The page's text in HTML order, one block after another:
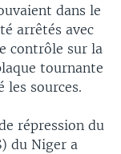
dans le
arrêtés avec
contrôle sur la
tournante
sources.
répression du
du Niger a